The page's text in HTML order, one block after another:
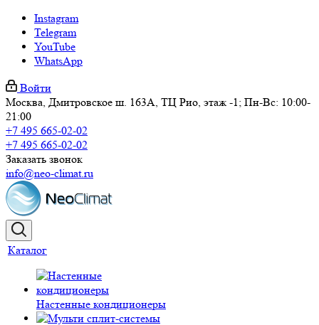
Instagram
Telegram
YouTube
WhatsApp
Войти
Москва, Дмитровское ш. 163А, ТЦ Рио, этаж -1; Пн-Вс: 10:00-
21:00
+7 495 665-02-02
+7 495 665-02-02
Заказать звонок
info@neo-climat.ru
Каталог
Настенные кондиционеры